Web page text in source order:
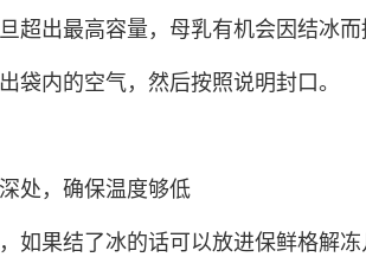
超出最高容量，母乳有机会因结冰
袋内的空气，然后按照说明封口。
处，确保温度够低
如果结了冰的话可以放进保鲜格解